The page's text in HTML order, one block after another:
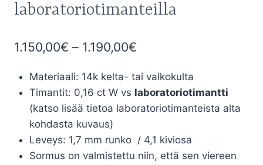
laboratoriotimanteilla
1.150,00€ – 1.190,00€
-
1.190,00€
Materiaali: 14k kelta- tai valkokulta
Timantit: 0,16 ct W vs laboratoriotimantti
(katso lisää tietoa laboratoriotimanteista alta
kohdasta kuvaus)
Leveys: 1,7 mm runko / 4,1 kiviosa
Sormus on valmistettu niin, että sen viereen